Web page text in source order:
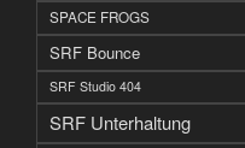
SPACE FROGS
SRF Bounce
SRF Studio 404
SRF Unterhaltung